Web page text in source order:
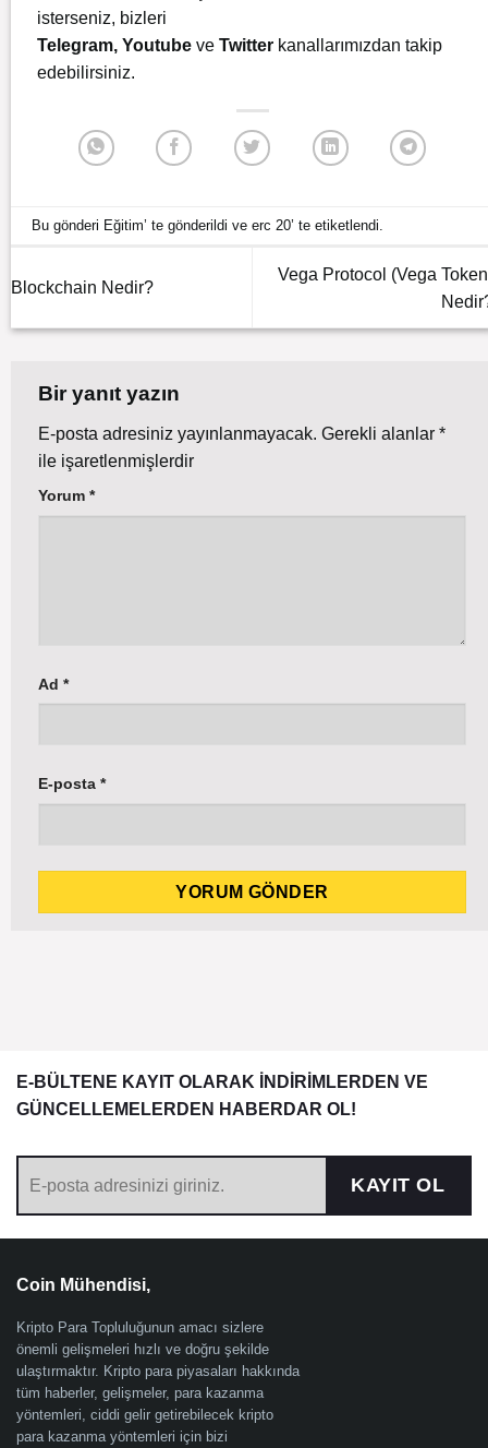
isterseniz, bizleri
Telegram, Youtube ve Twitter kanallarımızdan takip
edebilirsiniz.
Bu gönderi Eğitim’ te gönderildi veerc 20’ te etiketlendi.
Blockchain Nedir?
Vega Protocol (Vega
Bir yanıt yazın
E-posta adresiniz yayınlanmayacak. Gerekli alanlar *
ile işaretlenmişlerdir
Yorum *
Ad *
E-posta *
E-BÜLTENE KAYIT OLARAK İNDİRİMLERDEN VE
GÜNCELLEMELERDEN HABERDAR OL!
KAYIT OL
Coin Mühendisi,
Kripto Para Topluluğunun amacı sizlere
önemli gelişmeleri hızlı ve doğru şekilde
ulaştırmaktır. Kripto para piyasaları hakkında
tüm haberler, gelişmeler, para kazanma
yöntemleri, ciddi gelir getirebilecek kripto
para kazanma yöntemleri için bizi